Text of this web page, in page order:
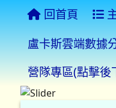
回首頁
盧卡斯雲端數據
營隊專區(點擊後